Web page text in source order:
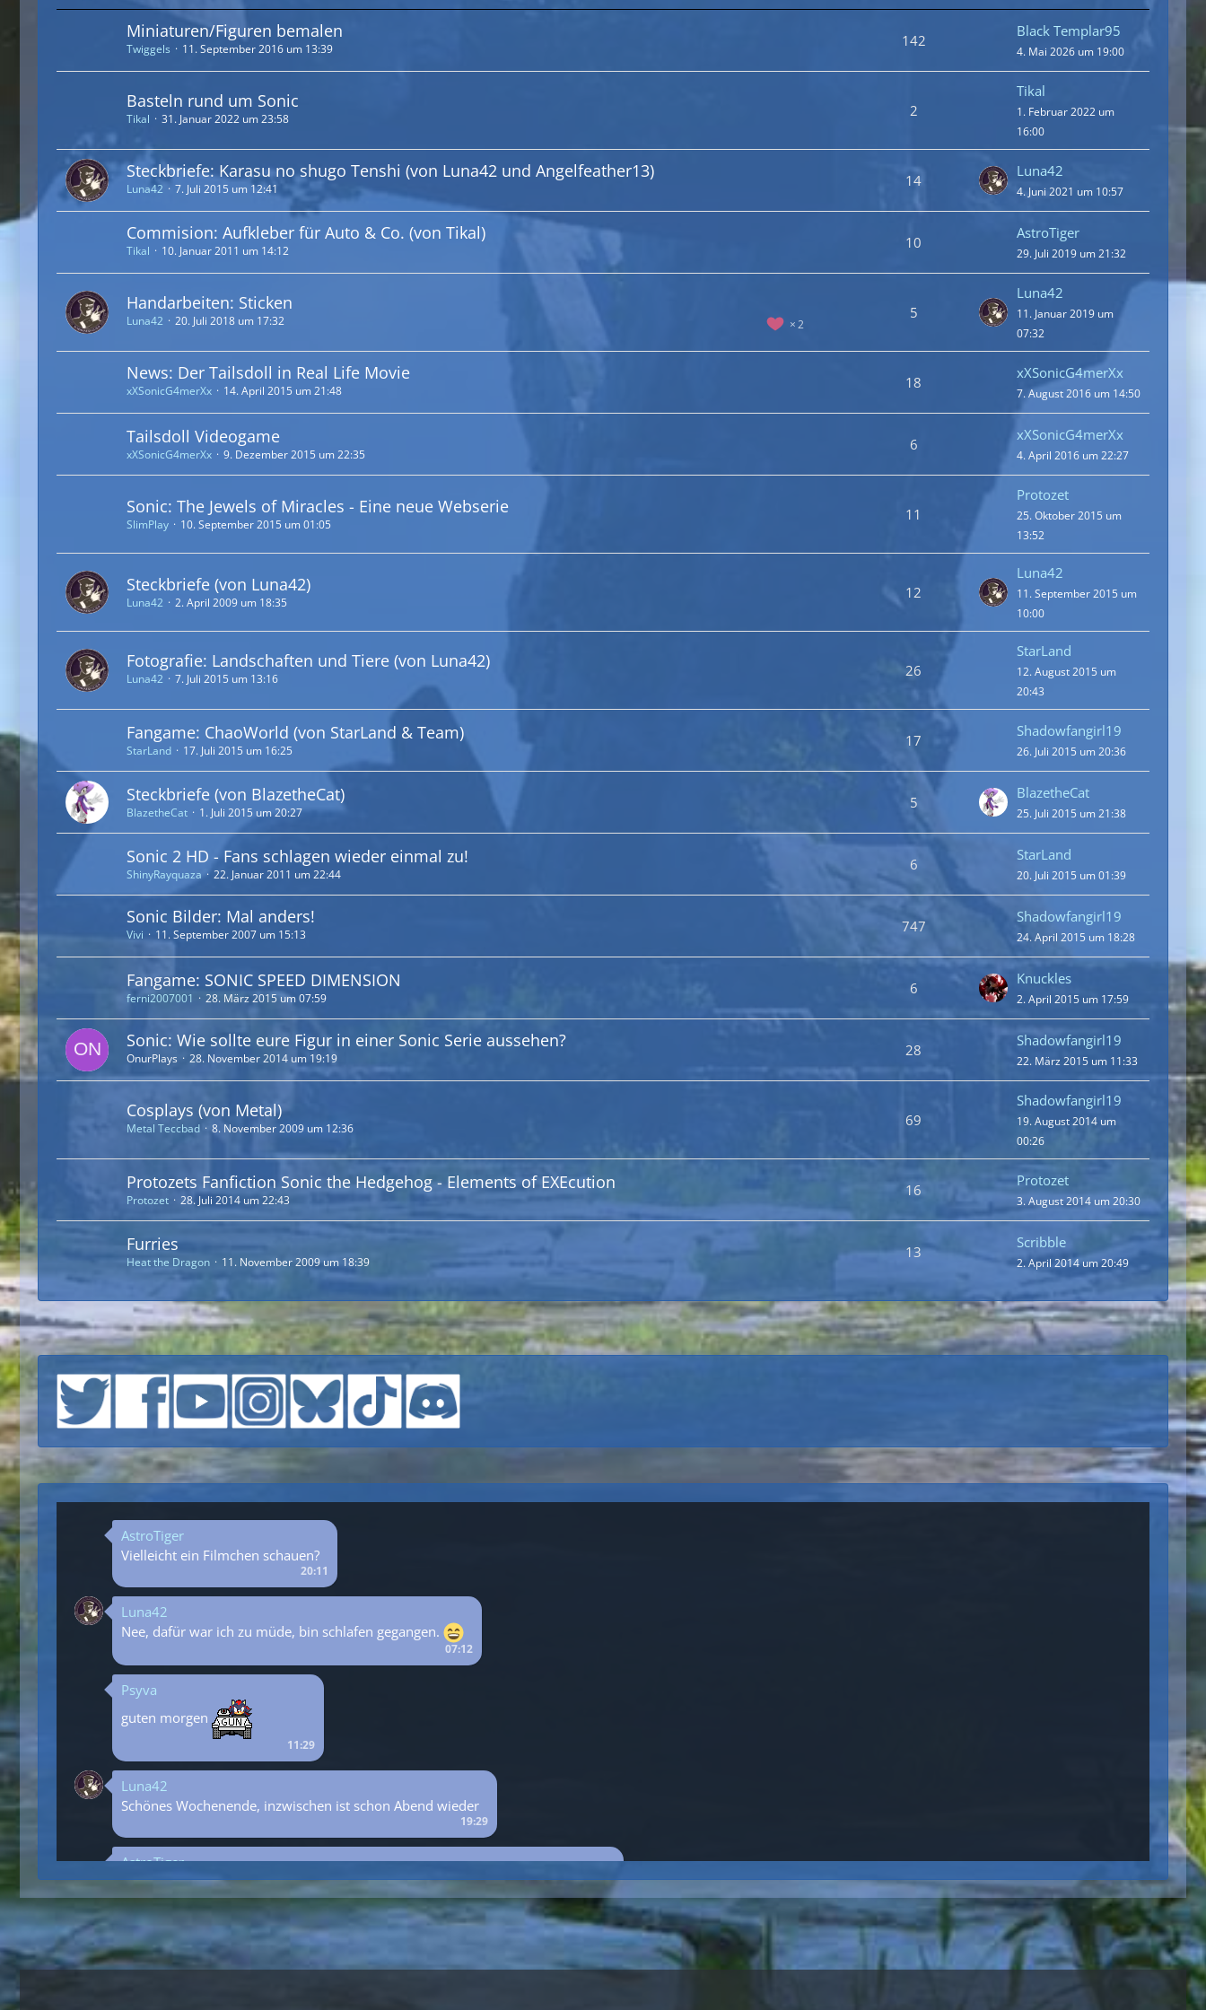
Miniaturen/Figuren bemalen
Twiggels 11. September 2016 um 13:39 142
Black Templar95
4. Mai 2026 um 19:00
Basteln rund um Sonic
Tikal 31. Januar 2022 um 23:58 2
Tikal
1. Februar 2022 um
16:00
Steckbriefe: Karasu no shugo Tenshi (von Luna42 und Angelfeather13)
Luna42 7. Juli 2015 um 12:41 14
Luna42
4. Juni 2021 um 10:57
Commision: Aufkleber für Auto & Co. (von Tikal)
Tikal 10. Januar 2011 um 14:12 10
AstroTiger
29. Juli 2019 um 21:32
Handarbeiten: Sticken
2
Luna42 20. Juli 2018 um 17:32 5
Luna42
11. Januar 2019 um
07:32
News: Der Tailsdoll in Real Life Movie
xXSonicG4merXx 14. April 2015 um 21:48 18
xXSonicG4merXx
7. August 2016 um 14:50
Tailsdoll Videogame
xXSonicG4merXx 9. Dezember 2015 um 22:35
6
xXSonicG4merXx
4. April 2016 um 22:27
Sonic: The Jewels of Miracles - Eine neue Webserie
SlimPlay 10. September 2015 um 01:05
11
Protozet
25. Oktober 2015 um
13:52
Steckbriefe (von Luna42)
Luna42 2. April 2009 um 18:35
12
Luna42
11. September 2015 um
10:00
Fotografie: Landschaften und Tiere (von Luna42)
Luna42 7. Juli 2015 um 13:16 26
StarLand
12. August 2015 um
20:43
Fangame: ChaoWorld (von StarLand & Team)
StarLand 17. Juli 2015 um 16:25
17
Shadowfangirl19
26. Juli 2015 um 20:36
Steckbriefe (von BlazetheCat)
BlazetheCat 1. Juli 2015 um 20:27
5
BlazetheCat
25. Juli 2015 um 21:38
Sonic 2 HD - Fans schlagen wieder einmal zu!
ShinyRayquaza 22. Januar 2011 um 22:44
6
StarLand
20. Juli 2015 um 01:39
Sonic Bilder: Mal anders!
Vivi 11. September 2007 um 15:13 747
Shadowfangirl19
24. April 2015 um 18:28
Fangame: SONIC SPEED DIMENSION
ferni2007001 28. März 2015 um 07:59
6
Knuckles
2. April 2015 um 17:59
Sonic: Wie sollte eure Figur in einer Sonic Serie aussehen?
OnurPlays 28. November 2014 um 19:19 28
Shadowfangirl19
22. März 2015 um 11:33
Cosplays (von Metal)
Metal Teccbad 8. November 2009 um 12:36 69
Shadowfangirl19
19. August 2014 um
00:26
Protozets Fanfiction Sonic the Hedgehog - Elements of EXEcution
Protozet 28. Juli 2014 um 22:43
16
Protozet
3. August 2014 um 20:30
Furries
Heat the Dragon 11. November 2009 um 18:39
13
Scribble
2. April 2014 um 20:49
AstroTiger
Vielleicht ein Filmchen schauen?
20:11
Luna42
Nee, dafür war ich zu müde, bin schlafen gegangen.
07:12
Psyva
guten morgen
11:29
Luna42
Schönes Wochenende, inzwischen ist schon Abend wieder
19:29
AstroTiger
Eine neue Woche ist da ... startet direkt mit dem SHENMUE-DAY
11:55
Kymoon
Happy Birthday Sega Zone